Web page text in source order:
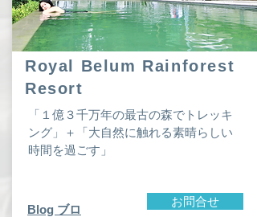
Royal Belum Rainforest
Resort
「１億３千万年の最古の森でトレッキ
ング」＋「大自然に触れる素晴らしい
時間を過ごす」
​Blog ブロ
お問合せ